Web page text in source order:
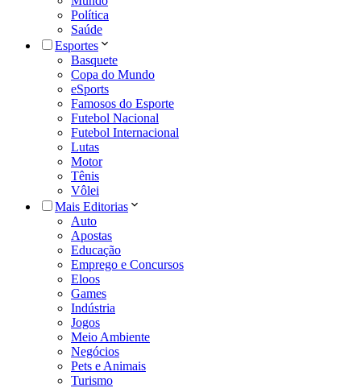
Política
Saúde
Esportes
Basquete
Copa do Mundo
eSports
Famosos do Esporte
Futebol Nacional
Futebol Internacional
Lutas
Motor
Tênis
Vôlei
Mais Editorias
Auto
Apostas
Educação
Emprego e Concursos
Eloos
Games
Indústria
Jogos
Meio Ambiente
Negócios
Pets e Animais
Turismo